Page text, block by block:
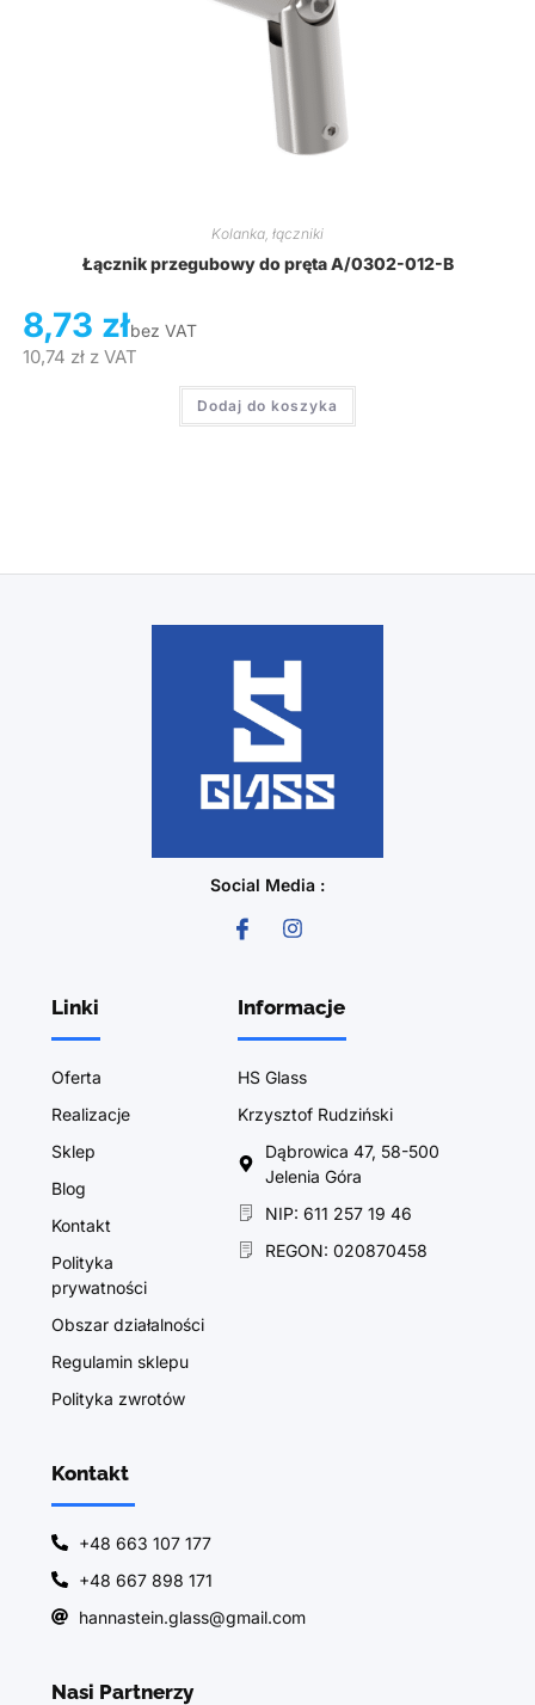
Kolanka, łączniki
Łącznik przegubowy do pręta A/0302-012-B
8,73 złbez VAT
10,74 złz VAT
Dodaj do koszyka
Social Media :
Linki
Oferta
Realizacje
Sklep
Blog
Kontakt
Polityka
prywatności
Obszar działalności
Regulamin sklepu
Polityka zwrotów
Informacje
HS Glass
Krzysztof Rudziński
Dąbrowica 47, 58-500
Jelenia Góra
NIP: 611 257 19 46
REGON: 020870458
Kontakt
+48 663 107 177
+48 667 898 171
hannastein.glass@gmail.com
Nasi Partnerzy